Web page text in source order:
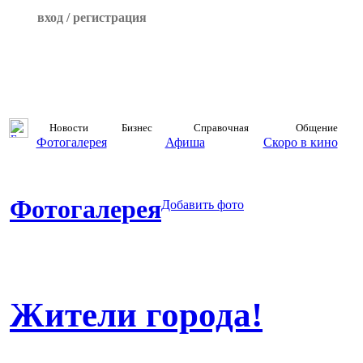
вход / регистрация
Новости Бизнес Справочная Общение
Фотогалерея Афиша Скоро в кино
ФотогалереяДобавить фото
Жители города!